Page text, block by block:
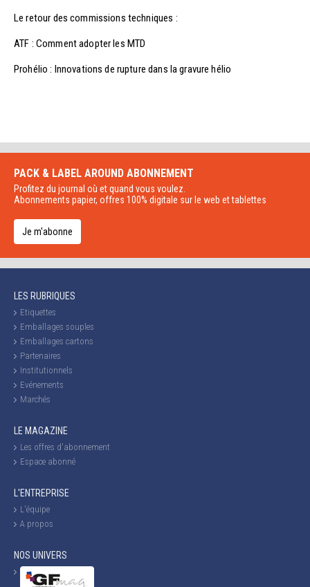
Le retour des commissions techniques :
ATF : Comment adopter les MTD
Prohélio : Innovations de rupture dans la gravure hélio
PACK & LABEL AROUND ABONNEMENT
Profitez du journal où et quand vous voulez.
Abonnements papier, offres 100% digitale sur le web et tablettes
Je m'abonne
LES RUBRIQUES
Etiquettes
Emballages souples
Emballages cartons
Partenaires
Institutionnels
Evénements
Marchés
LE MAGAZINE
Les offres d'abonnement
Espace abonné
L'ENTREPRISE
L'équipe
A propos
NOS UNIVERS